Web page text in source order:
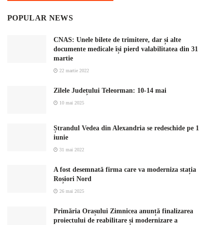
POPULAR NEWS
CNAS: Unele bilete de trimitere, dar și alte
documente medicale își pierd valabilitatea din 31
martie
22 martie 2022
Zilele Județului Teleorman: 10-14 mai
10 mai 2025
Ștrandul Vedea din Alexandria se redeschide pe 1
iunie
31 mai 2022
A fost desemnată firma care va moderniza stația
Roșiori Nord
26 mai 2025
Primăria Orașului Zimnicea anunță finalizarea
proiectului de reabilitare și modernizare a